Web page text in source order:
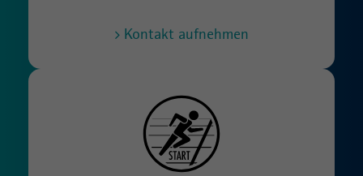
Kontakt aufnehmen